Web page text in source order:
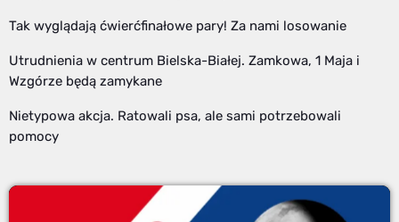
Tak wyglądają ćwierćfinałowe pary! Za nami losowanie
Utrudnienia w centrum Bielska-Białej. Zamkowa, 1 Maja i
Wzgórze będą zamykane
Nietypowa akcja. Ratowali psa, ale sami potrzebowali
pomocy